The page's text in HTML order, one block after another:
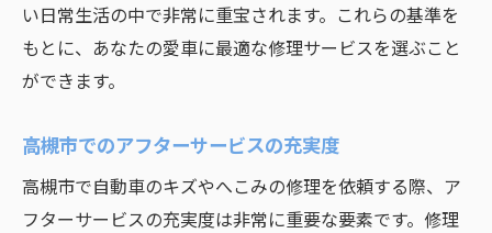
い日常生活の中で非常に重宝されます。これらの基準を
もとに、あなたの愛車に最適な修理サービスを選ぶこと
ができます。
高槻市でのアフターサービスの充実度
高槻市で自動車のキズやへこみの修理を依頼する際、ア
フターサービスの充実度は非常に重要な要素です。修理